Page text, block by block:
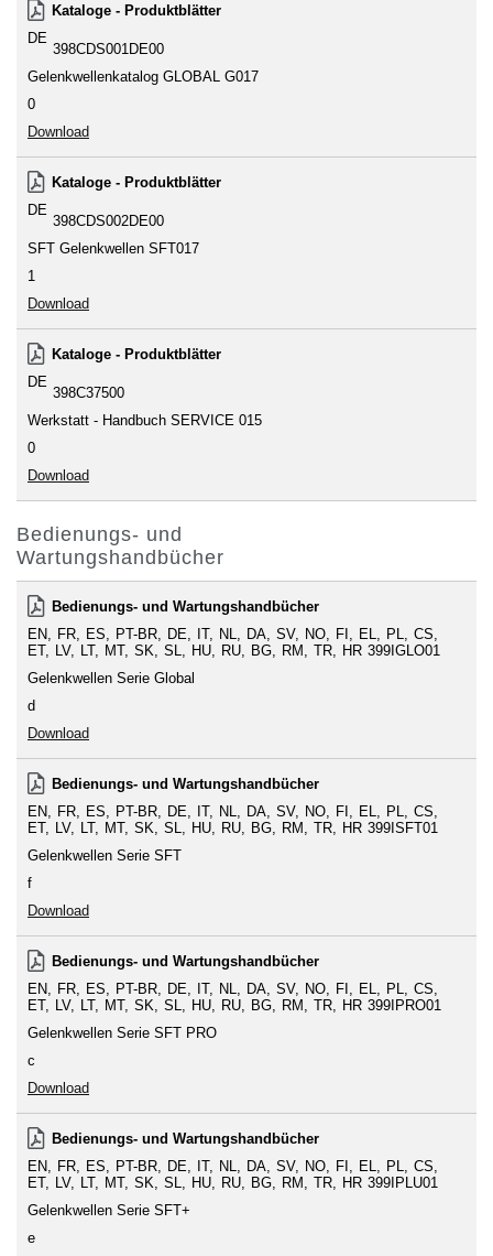
Kataloge - Produktblätter
DE
398CDS001DE00
Gelenkwellenkatalog GLOBAL G017
0
Download
Kataloge - Produktblätter
DE
398CDS002DE00
SFT Gelenkwellen SFT017
1
Download
Kataloge - Produktblätter
DE
398C37500
Werkstatt - Handbuch SERVICE 015
0
Download
Bedienungs- und
Wartungshandbücher
Bedienungs- und Wartungshandbücher
EN
FR ES PT-BR DE IT NL DA SV NO FI EL PL CS
ET
LV LT MT SK SL HU RU BG RM TR HR 399IGLO01
Gelenkwellen Serie Global
d
Download
Bedienungs- und Wartungshandbücher
EN
FR ES PT-BR DE IT NL DA SV NO FI EL PL CS
ET
LV LT MT SK SL HU RU BG RM TR HR 399ISFT01
Gelenkwellen Serie SFT
f
Download
Bedienungs- und Wartungshandbücher
EN
FR ES PT-BR DE IT NL DA SV NO FI EL PL CS
ET
LV LT MT SK SL HU RU BG RM TR HR 399IPRO01
Gelenkwellen Serie SFT PRO
c
Download
Bedienungs- und Wartungshandbücher
EN
FR ES PT-BR DE IT NL DA SV NO FI EL PL CS
ET
LV LT MT SK SL HU RU BG RM TR HR 399IPLU01
Gelenkwellen Serie SFT+
e